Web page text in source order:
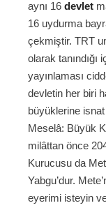
aynı 16 devlet
16 uydurma
çekmiştir. TRT
olarak tanındığı
yayınlaması
devletin her biri
büyüklerine
Meselâ: Büyük
milâttan önce
Kurucusu da
Yabgu’dur.
eyerimi isteyin